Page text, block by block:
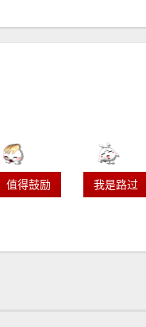
值得鼓励 我是路过